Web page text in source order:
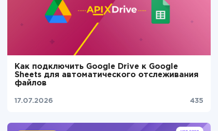
Как подключить Google Drive к Google
Sheets для автоматического отслеживания
файлов
17.07.2026 435